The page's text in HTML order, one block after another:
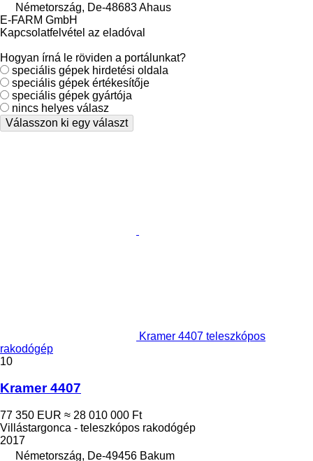
Németország, De-48683 Ahaus
E-FARM GmbH
Kapcsolatfelvétel az eladóval
Hogyan írná le röviden a portálunkat?
speciális gépek hirdetési oldala
speciális gépek értékesítője
speciális gépek gyártója
nincs helyes válasz
Válasszon ki egy választ
Kramer 4407 teleszkópos
rakodógép
10
Kramer 4407
77 350 EUR ≈ 28 010 000 Ft
Villástargonca - teleszkópos rakodógép
2017
Németország, De-49456 Bakum